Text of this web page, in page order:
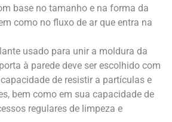
base no tamanho e na forma da
como no fluxo de ar que entra na
usado para unir a moldura da
à parede deve ser escolhido com
de resistir a partículas e
bem como em sua capacidade de
regulares de limpeza e